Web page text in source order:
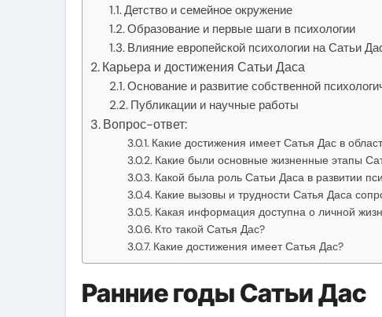
Детство и семейное окружение
Образование и первые шаги в психологии
Влияние европейской психологии на Сатьи
Карьера и достижения Сатьи Даса
Основание и развитие собственной
Публикации и научные работы
Вопрос-ответ:
Какие достижения имеет Сатья Дас в
Какие были основные жизненные этапы
Какой была роль Сатьи Даса в развитии
Какие вызовы и трудности Сатья Даса
Какая информация доступна о личной
Кто такой Сатья Дас?
Какие достижения имеет Сатья Дас?
Ранние годы Сатьи Дас